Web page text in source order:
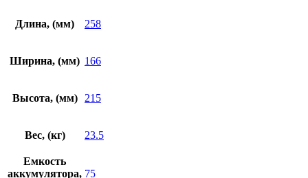
Длина, (мм) 258
Ширина, (мм) 166
Высота, (мм) 215
Вес, (кг) 23.5
Емкость
аккумулятора, 75